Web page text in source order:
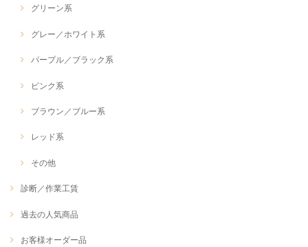
グリーン系
グレー／ホワイト系
パープル／ブラック系
ピンク系
ブラウン／ブルー系
レッド系
その他
診断／作業工賃
過去の人気商品
お客様オーダー品